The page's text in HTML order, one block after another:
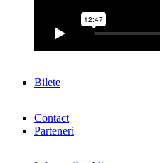
Bilete
Contact
Parteneri